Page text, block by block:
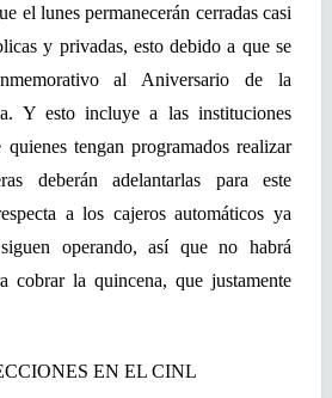
el lunes permanecerán cerradas casi
y privadas, esto debido a que se
al Aniversario de la
Y esto incluye a las instituciones
tengan programados realizar
deberán adelantarlas para este
a los cajeros automáticos ya
operando, así que no habrá
cobrar la quincena, que justamente
EN EL CINL